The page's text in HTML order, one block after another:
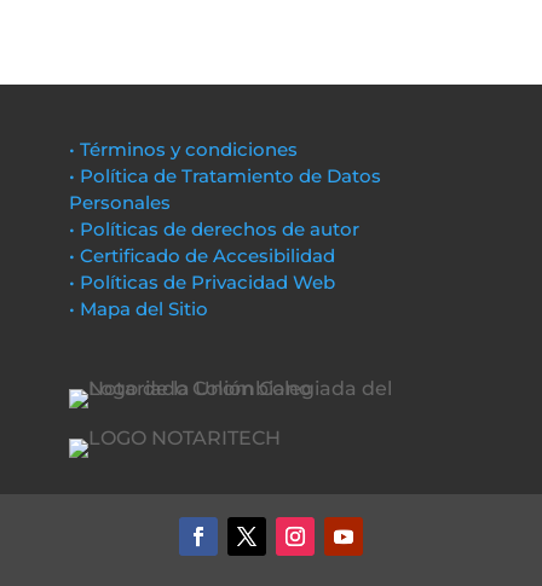
• Términos y condiciones
• Política de Tratamiento de Datos
Personales
• Políticas de derechos de autor
• Certificado de Accesibilidad
• Políticas de Privacidad Web
• Mapa del Sitio